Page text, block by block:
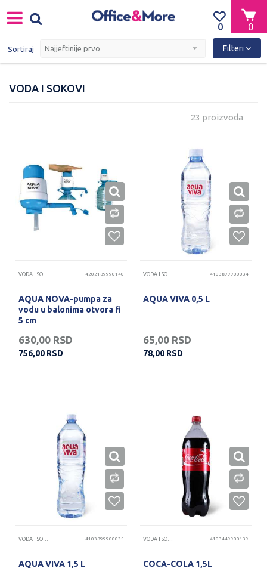
0
0
VODA I SOKOVI
Sortiraj Filteri
23 proizvoda
VODA I SOKOVI 4202189990140
AQUA NOVA-pumpa za
vodu u balonima otvora fi
5 cm
630,00 RSD
756,00 RSD
VODA I SOKOVI 4103899900034
AQUA VIVA 0,5 L
65,00 RSD
78,00 RSD
VODA I SOKOVI 4103899900035
AQUA VIVA 1,5 L
VODA I SOKOVI 4103449900139
COCA-COLA 1,5L